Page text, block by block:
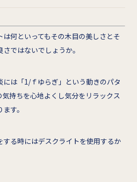
何といってもその木目の美しさとそ
ではないでしょうか。
は「1/ｆゆらぎ」という動きのパタ
持ちを心地よくし気分をリラックス
す。
する時にはデスクライトを使用するか